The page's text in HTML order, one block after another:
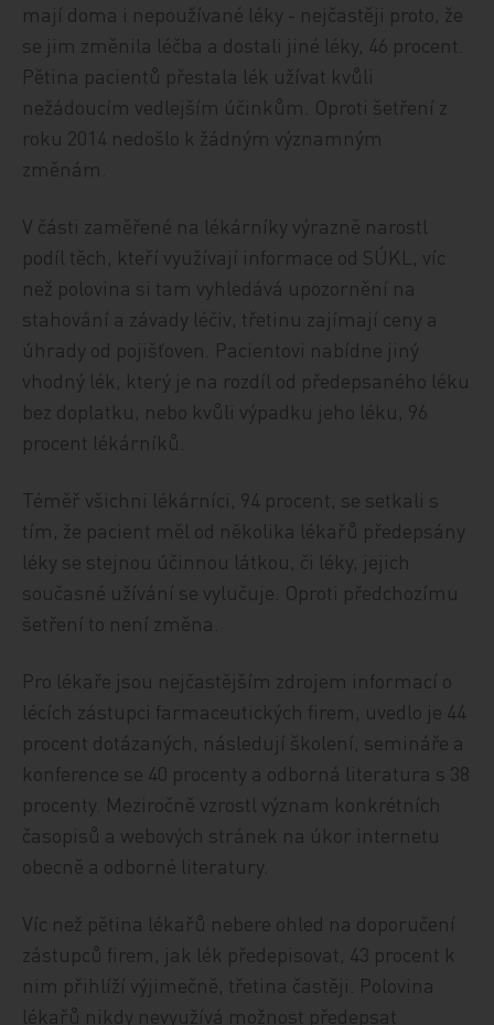
mají doma i nepoužívané léky - nejčastěji proto, že
se jim změnila léčba a dostali jiné léky, 46 procent.
Pětina pacientů přestala lék užívat kvůli
nežádoucím vedlejším účinkům. Oproti šetření z
roku 2014 nedošlo k žádným významným
změnám.
V části zaměřené na lékárníky výrazně narostl
podíl těch, kteří využívají informace od SÚKL, víc
než polovina si tam vyhledává upozornění na
stahování a závady léčiv, třetinu zajímají ceny a
úhrady od pojišťoven. Pacientovi nabídne jiný
vhodný lék, který je na rozdíl od předepsaného léku
bez doplatku, nebo kvůli výpadku jeho léku, 96
procent lékárníků.
Téměř všichni lékárníci, 94 procent, se setkali s
tím, že pacient měl od několika lékařů předepsány
léky se stejnou účinnou látkou, či léky, jejich
současné užívání se vylučuje. Oproti předchozímu
šetření to není změna.
Pro lékaře jsou nejčastějším zdrojem informací o
lécích zástupci farmaceutických firem, uvedlo je 44
procent dotázaných, následují školení, semináře a
konference se 40 procenty a odborná literatura s 38
procenty. Meziročně vzrostl význam konkrétních
časopisů a webových stránek na úkor internetu
obecně a odborné literatury.
Víc než pětina lékařů nebere ohled na doporučení
zástupců firem, jak lék předepisovat, 43 procent k
nim přihlíží výjimečně, třetina častěji. Polovina
lékařů nikdy nevyužívá možnost předepsat